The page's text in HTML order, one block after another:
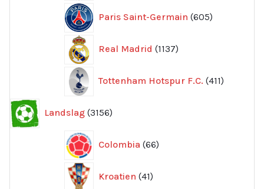
Paris Saint-Germain 605
produkter
Real Madrid 1137
produkter
Tottenham Hotspur F.C. 411
produkter
Landslag 3156
produkter
Colombia 66
produkter
Kroatien 41
produkter